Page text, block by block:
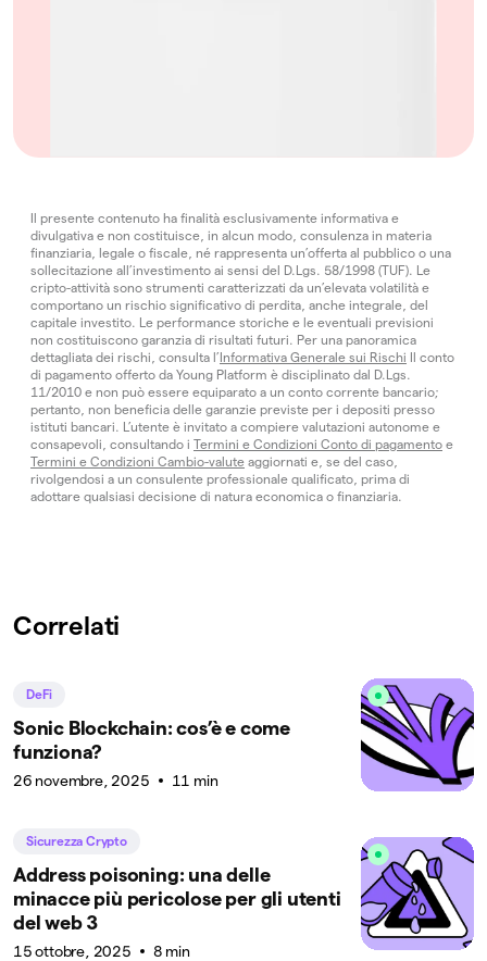
Il presente contenuto ha finalità esclusivamente informativa e
divulgativa e non costituisce, in alcun modo, consulenza in materia
finanziaria, legale o fiscale, né rappresenta un’offerta al pubblico o una
sollecitazione all’investimento ai sensi del D.Lgs. 58/1998 (TUF). Le
cripto-attività sono strumenti caratterizzati da un’elevata volatilità e
comportano un rischio significativo di perdita, anche integrale, del
capitale investito. Le performance storiche e le eventuali previsioni
non costituiscono garanzia di risultati futuri. Per una panoramica
dettagliata dei rischi, consulta l’Informativa Generale sui Rischi Il conto
di pagamento offerto da Young Platform è disciplinato dal D.Lgs.
11/2010 e non può essere equiparato a un conto corrente bancario;
pertanto, non beneficia delle garanzie previste per i depositi presso
istituti bancari. L’utente è invitato a compiere valutazioni autonome e
consapevoli, consultando i Termini e Condizioni Conto di pagamento e
Termini e Condizioni Cambio-valute aggiornati e, se del caso,
rivolgendosi a un consulente professionale qualificato, prima di
adottare qualsiasi decisione di natura economica o finanziaria.
Correlati
DeFi
Sonic Blockchain: cos’è e come
funziona?
26 novembre, 2025 11 min
Sicurezza Crypto
Address poisoning: una delle
minacce più pericolose per gli utenti
del web 3
15 ottobre, 2025 8 min